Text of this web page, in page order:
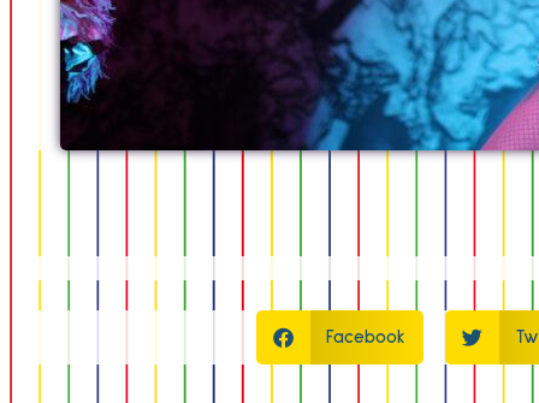
Facebook